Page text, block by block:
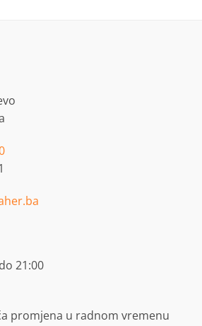
21:00
promjena u radnom vremenu